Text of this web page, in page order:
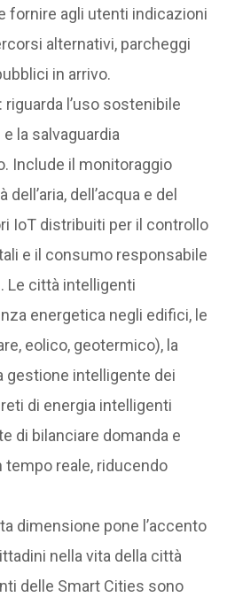
fornire agli utenti indicazioni
alternativi, parcheggi
in arrivo.
: riguarda l’uso sostenibile
la salvaguardia
Include il monitoraggio
dell’acqua e del
IoT distribuiti per il controllo
e il consumo responsabile
Le città intelligenti
energetica negli edifici, le
eolico, geotermico), la
gestione intelligente dei
di energia intelligenti
di bilanciare domanda e
reale, riducendo
dimensione pone l’accento
nella vita della città
delle Smart Cities sono